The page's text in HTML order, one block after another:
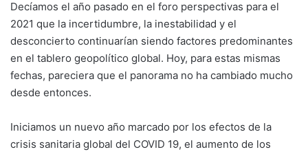
Decíamos el año pasado en el foro perspectivas para el
2021 que la incertidumbre, la inestabilidad y el
desconcierto continuarían siendo factores predominantes
en el tablero geopolítico global. Hoy, para estas mismas
fechas, pareciera que el panorama no ha cambiado mucho
desde entonces.
Iniciamos un nuevo año marcado por los efectos de la
crisis sanitaria global del COVID 19, el aumento de los